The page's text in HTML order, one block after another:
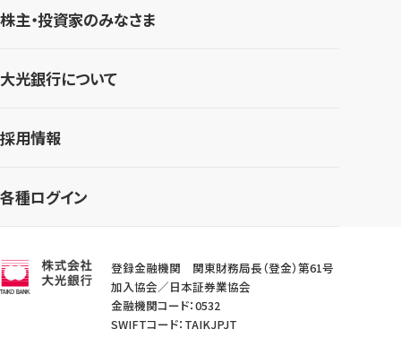
株主・投資家のみなさま
大光銀行について
採用情報
各種ログイン
登録金融機関 関東財務局長（登金）第61号
加入協会／日本証券業協会
金融機関コード：0532
SWIFTコード：TAIKJPJT